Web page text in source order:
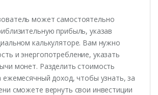
может самостоятельно
прибыль, указав
калькуляторе. Вам нужно
и энергопотребление, указать
монет. Разделить стоимость
ежемесячный доход, чтобы узнать, за
сможете вернуть свои инвестиции